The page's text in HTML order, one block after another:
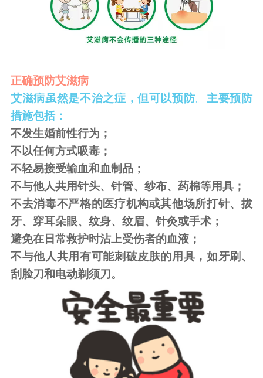
正确预防艾滋病
艾滋病虽然是不治之症，但可以预防。 主要预防
措施包括：
不发生婚前性行为；
不以任何方式吸毒；
不轻易接受输血和血制品；
不与他人共用针头、针管、纱布、药棉等用具；
不去消毒不严格的医疗机构或其他场所打针、拔
牙、穿耳朵眼、纹身、纹眉、针灸或手术；
避免在日常救护时沾上受伤者的血液；
不与他人共用有可能刺破皮肤的用具，如牙刷、
刮脸刀和电动剃须刀。